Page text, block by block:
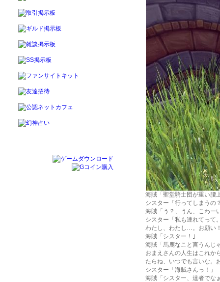
海賊「聖堂騎士団が重い腰
シスター「行ってしまうの
海賊「う？、うん、こわー
シスター「私も連れてって
わたし、わたし…。お願い
海賊「シスター！｣
海賊「馬鹿なこと言うんじ
おまえさんの人生はこれか
たらね、いつでも言いな。
シスター「海賊さんっ！」
海賊「シスター、達者でな